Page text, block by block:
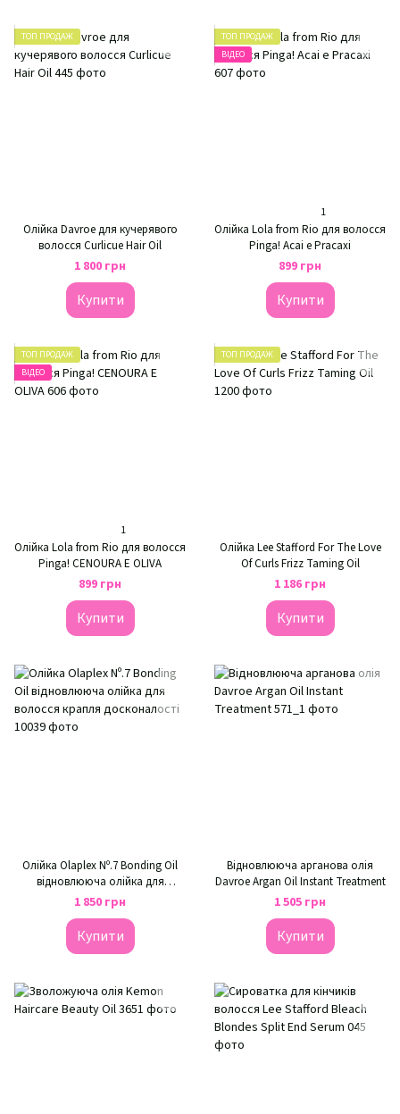
ТОП ПРОДАЖ
Олійка Davroe для кучерявого
волосся Curlicue Hair Oil
1 800 грн
Купити
ТОП ПРОДАЖ
ВІДЕО
1
Олійка Lola from Rio для волосся
Pinga! Acai e Pracaxi
899 грн
Купити
ТОП ПРОДАЖ
ВІДЕО
1
Олійка Lola from Rio для волосся
Pinga! CENOURA E OLIVA
899 грн
Купити
ТОП ПРОДАЖ
Олійка Lee Stafford For The Love
Of Curls Frizz Taming Oil
1 186 грн
Купити
Олійка Olaplex Nº.7 Bonding Oil
відновлююча олійка для
волосся крапля досконалості
1 850 грн
Купити
Відновлююча арганова олія
Davroe Argan Oil Instant Treatment
1 505 грн
Купити